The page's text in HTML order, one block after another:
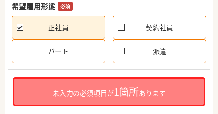
希望雇用形態 必須
正社員 契約社員
パート 派遣
未入力の必須項目が1箇所あります